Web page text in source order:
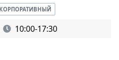
КОРПОРАТИВНЫЙ
10:00-17:30